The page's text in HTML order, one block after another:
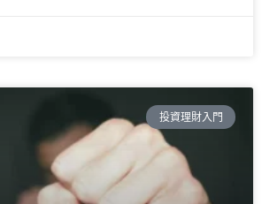
投資理財入門